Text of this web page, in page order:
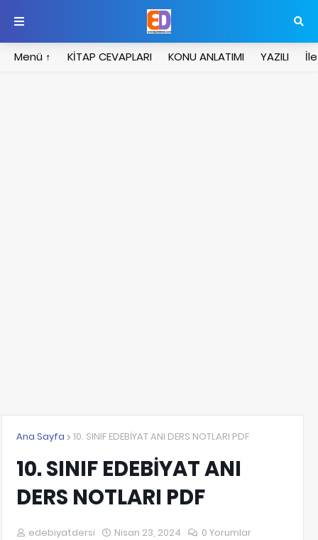
Menü ↑ KİTAP CEVAPLARI KONU ANLATIMI YAZILI
Ana Sayfa 10. SINIF EDEBİYAT ANI DERS NOTLARI PDF
10. SINIF EDEBİYAT ANI
DERS NOTLARI PDF
edebiyatdersi Nisan 23, 2024 0 Yorumlar